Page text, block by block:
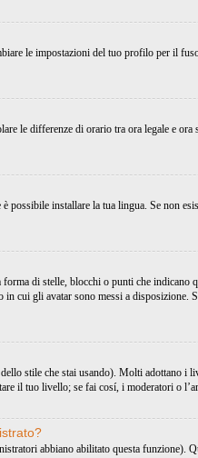
le impostazioni del tuo profilo per il
le differenze di orario tra ora legale e
installare la tua lingua. Se non
di stelle, blocchi o punti che
cui gli avatar sono messi a
stile che stai usando). Molti adottano
il tuo livello; se fai cosí, i moderatori o
abbiano abilitato questa funzione).